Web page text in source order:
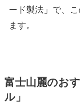
ード製法」で、
ます。
富士山麗のお
ル」